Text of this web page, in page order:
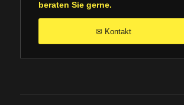
beraten Sie gerne.
✉ Kontakt